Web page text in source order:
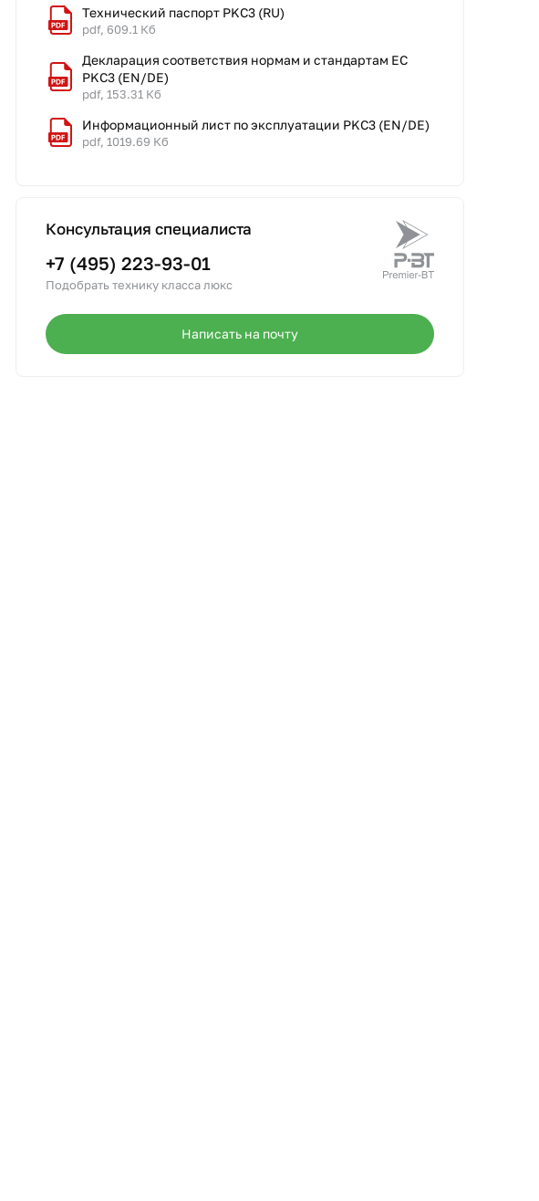
Технический паспорт PKC3 (RU)
pdf, 609.1 Кб
Декларация соответствия нормам и стандартам ЕС
PKC3 (EN/DE)
pdf, 153.31 Кб
Информационный лист по эксплуатации PKC3 (EN/DE)
pdf, 1019.69 Кб
Консультация специалиста
+7 (495) 223-93-01
Подобрать технику класса люкс
Написать на почту